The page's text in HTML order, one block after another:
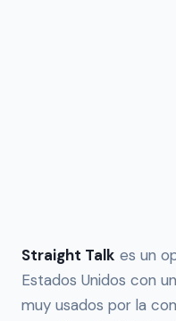
Straight Talk es un
Estados Unidos con
muy usados por la